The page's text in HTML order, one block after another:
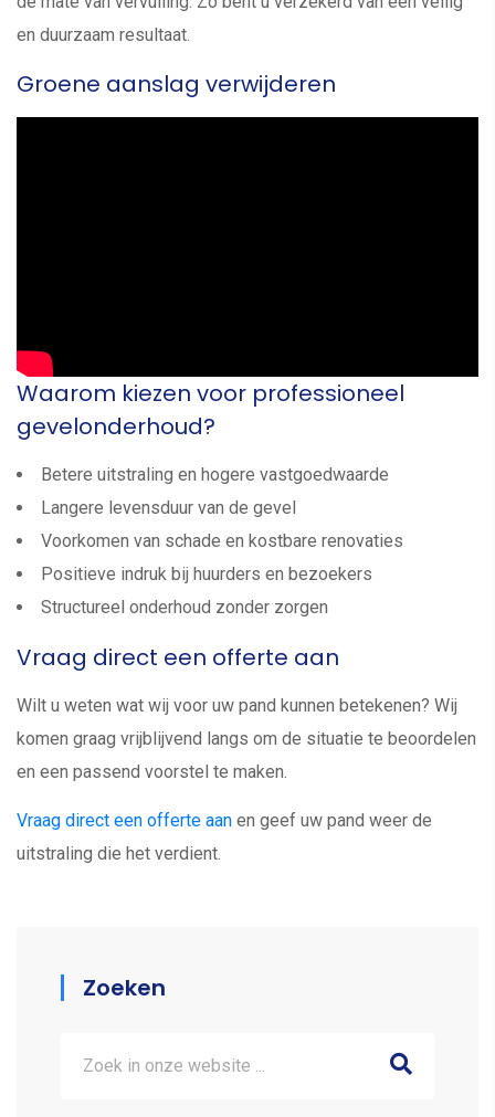
en duurzaam resultaat.
Groene aanslag verwijderen
Waarom kiezen voor professioneel
gevelonderhoud?
Betere uitstraling en hogere vastgoedwaarde
Langere levensduur van de gevel
Voorkomen van schade en kostbare renovaties
Positieve indruk bij huurders en bezoekers
Structureel onderhoud zonder zorgen
Vraag direct een offerte aan
Wilt u weten wat wij voor uw pand kunnen betekenen? Wij
komen graag vrijblijvend langs om de situatie te beoordelen
en een passend voorstel te maken.
Vraag direct een offerte aan en geef uw pand weer de
uitstraling die het verdient.
Zoeken